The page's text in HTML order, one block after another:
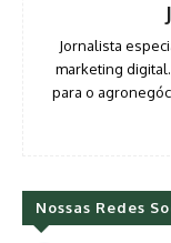
Jornalista
marketing
para o
Nossas Redes